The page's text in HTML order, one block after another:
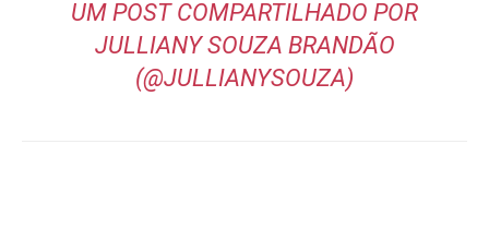
UM POST COMPARTILHADO POR
JULLIANY SOUZA BRANDÃO
(@JULLIANYSOUZA)